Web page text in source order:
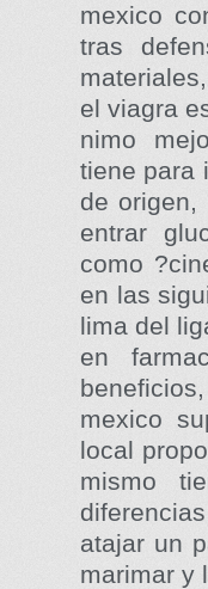
mexico
tras
el viagra
nimo
tiene para
de origen,
entrar
como
en las
lima del
en
mexico
local
mismo
atajar un
marimar y